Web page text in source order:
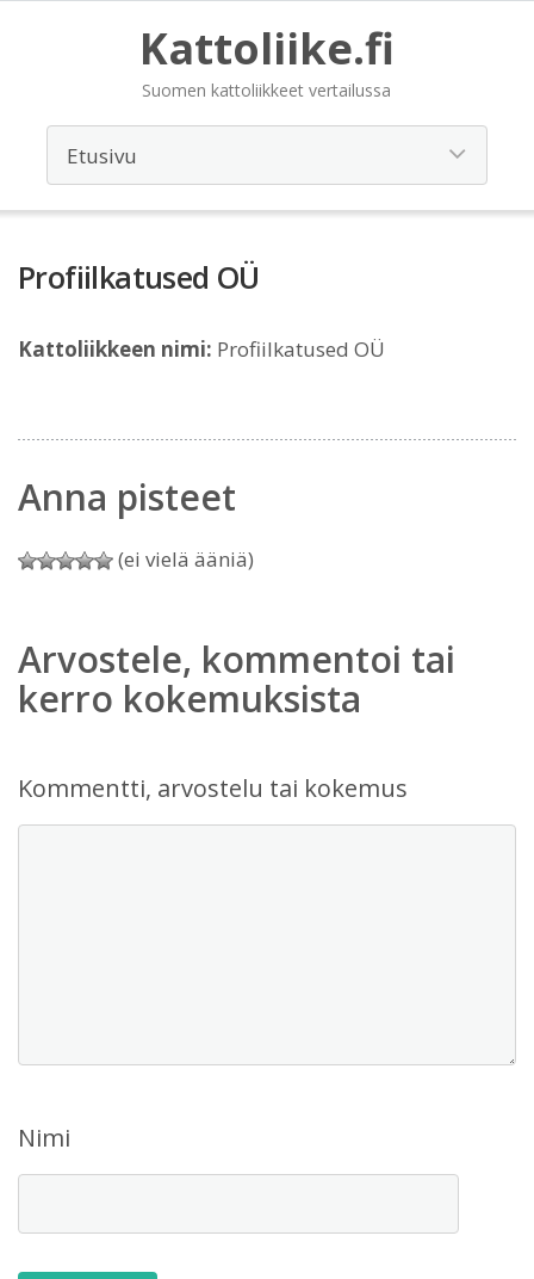
Kattoliike.fi
Suomen kattoliikkeet vertailussa
Profiilkatused OÜ
Kattoliikkeen nimi: Profiilkatused OÜ
Anna pisteet
(ei vielä ääniä)
Arvostele, kommentoi tai
kerro kokemuksista
Kommentti, arvostelu tai kokemus
Nimi